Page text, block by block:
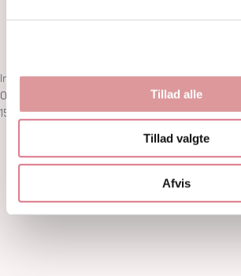
Tillad alle
Tillad valgte
Afvis
Ingen produkter i kurven
0,00
15% på første ordre! med koden: welcome15